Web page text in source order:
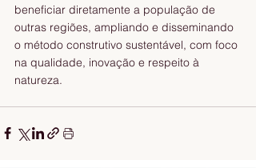
beneficiar diretamente a população de
outras regiões, ampliando e disseminando
o método construtivo sustentável, com foco
na qualidade, inovação e respeito à
natureza.